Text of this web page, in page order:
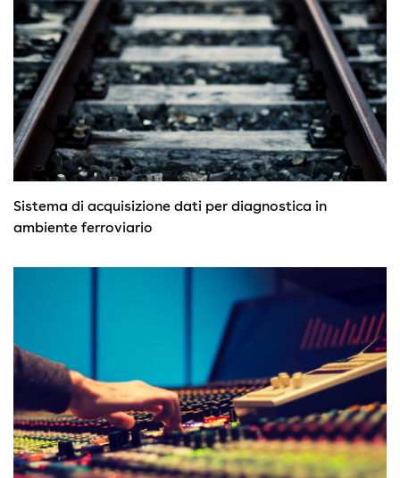
Sistema di acquisizione dati per diagnostica in
ambiente ferroviario